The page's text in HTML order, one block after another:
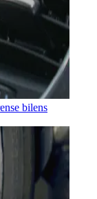
bilens